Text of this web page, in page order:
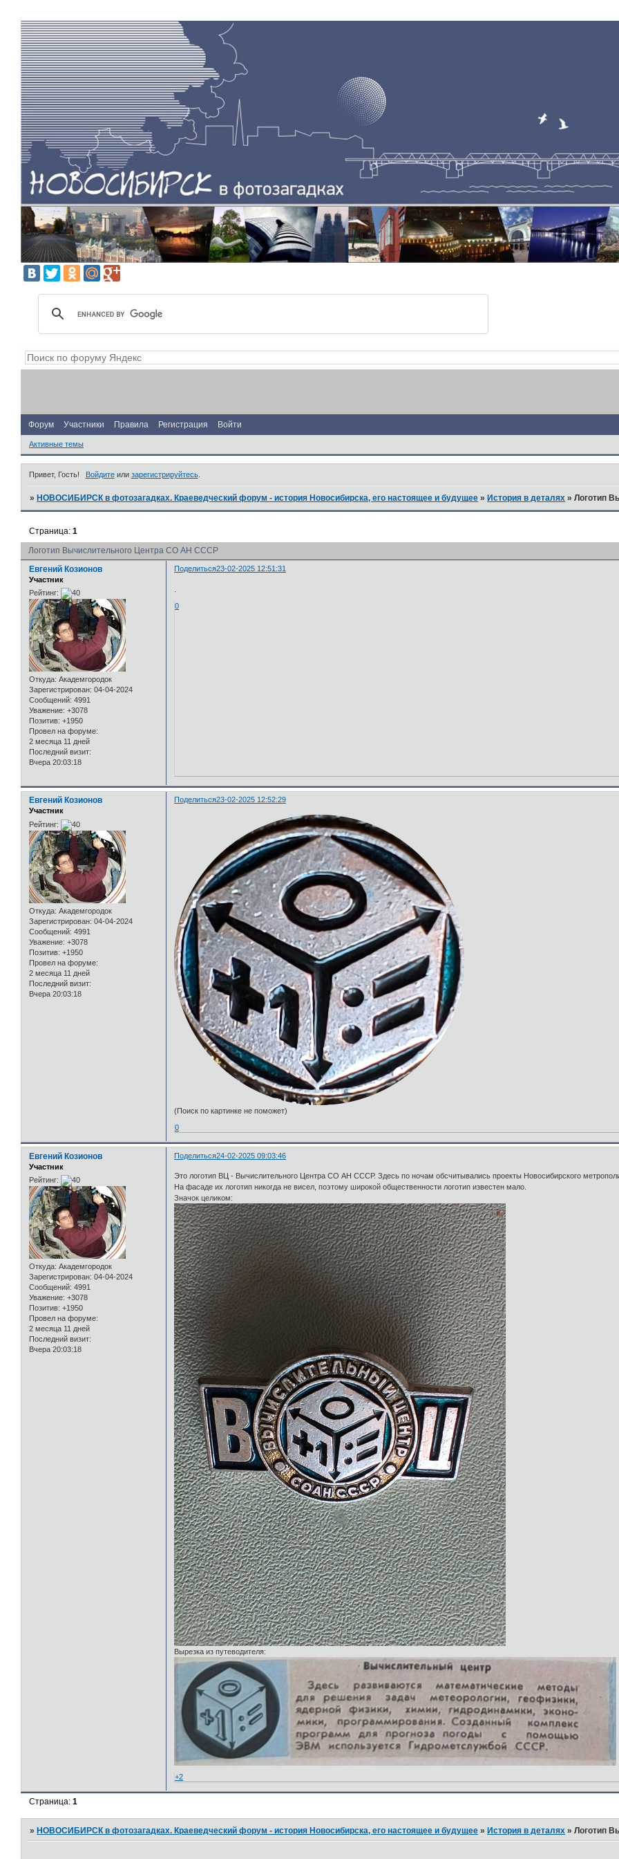
Форум Участники Правила Регистрация Войти
Активные темы
Привет, Гость! Войдитеили зарегистрируйтесь.
»НОВОСИБИРСК в фотозагадках. Краеведческий форум - история Новосибирска, его настоящее и будущее »История в деталях »Логотип
Логотип Вычислительного Центра СО АН СССР
Страница:1
Поделиться23-02-2025 12:51:31
Евгений Козионов
Участник
Рейтинг:
Откуда: Академгородок
Зарегистрирован: 04-04-2024
Сообщений: 4991
Уважение: +3078
Позитив: +1950
Провел на форуме:
2 месяца 11 дней
Последний визит:
Вчера 20:03:18
0
Поделиться23-02-2025 12:52:29
Евгений Козионов
Участник
Рейтинг:
Откуда: Академгородок
Зарегистрирован: 04-04-2024
Сообщений: 4991
Уважение: +3078
Позитив: +1950
Провел на форуме:
2 месяца 11 дней
Последний визит:
Вчера 20:03:18
(Поиск по картинке не поможет)
0
Поделиться24-02-2025 09:03:46
Евгений Козионов
Участник
Рейтинг:
Откуда: Академгородок
Зарегистрирован: 04-04-2024
Сообщений: 4991
Уважение: +3078
Позитив: +1950
Провел на форуме:
2 месяца 11 дней
Последний визит:
Вчера 20:03:18
Это логотип ВЦ - Вычислительного Центра СО АН СССР. Здесь по ночам обсчитывались проекты Новосибирского
На фасаде их логотип никогда не висел, поэтому широкой общественности логотип известен мало.
Значок целиком:
Вырезка из путеводителя:
+2
Страница:1
»НОВОСИБИРСК в фотозагадках. Краеведческий форум - история Новосибирска, его настоящее и будущее »История в деталях »Логотип